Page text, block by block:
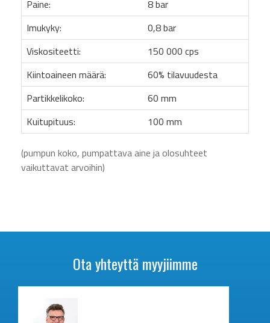
Paine:
8 bar
Imukyky:
0,8 bar
Viskositeetti:
150 000 cps
Kiintoaineen määrä:
60% tilavuudesta
Partikkelikoko:
60 mm
Kuitupituus:
100 mm
(pumpun koko, pumpattava aine ja olosuhteet
vaikuttavat arvoihin)
Ota yhteyttä myyjiimme